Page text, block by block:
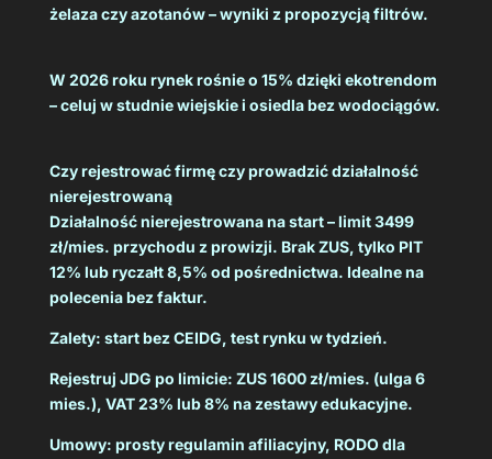
żelaza czy azotanów – wyniki z propozycją filtrów.
W 2026 roku rynek rośnie o 15% dzięki ekotrendom
– celuj w studnie wiejskie i osiedla bez wodociągów.
Czy rejestrować firmę czy prowadzić działalność
nierejestrowaną
Działalność nierejestrowana na start – limit 3499
zł/mies. przychodu z prowizji. Brak ZUS, tylko PIT
12% lub ryczałt 8,5% od pośrednictwa. Idealne na
polecenia bez faktur.
Zalety: start bez CEIDG, test rynku w tydzień.
Rejestruj JDG po limicie: ZUS 1600 zł/mies. (ulga 6
mies.), VAT 23% lub 8% na zestawy edukacyjne.
Umowy: prosty regulamin afiliacyjny, RODO dla